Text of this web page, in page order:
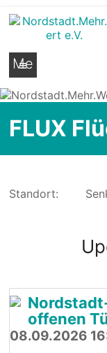
Stadtteilseite der
Me
FLUX
Standort:
offenen
08.09.2026